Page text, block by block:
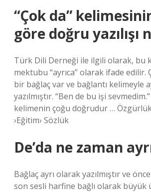
“Çok da”
göre doğru yazılışı
Türk Dili Derneği ile ilgili olarak, bu
mektubu “ayrıca” olarak ifade edilir.
bir bağlaç var ve bağlantı kelimeyle
yazılmıştır. “Ben de bu işi
kelimenin çoğu doğrudur … Özgürlük
›Eğitim› Sözlük
De’da ne zaman
Bağlaç ayrı olarak yazılmıştır ve
son sesli harfine bağlı olarak büyük